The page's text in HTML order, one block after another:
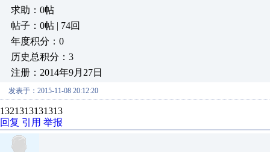
求助：0帖
帖子：0帖 | 74回
年度积分：0
历史总积分：3
注册：2014年9月27日
发表于：2015-11-08 20:12:20
1321313131313
回复 引用 举报